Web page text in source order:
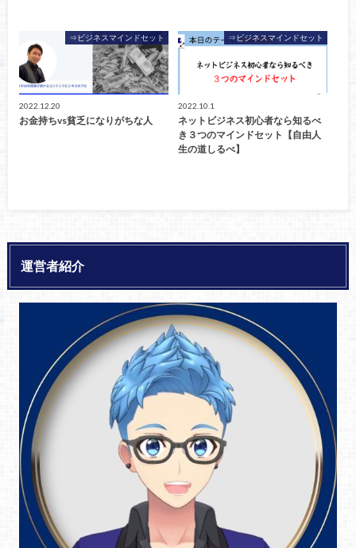
⇒ビジネスマインドセット
2022.12.20
お金持ちvs貧乏になりがちな人
⇒ビジネスマインドセット
2022.10.1
ネットビジネス初心者なら知るべ
き３つのマインドセット【自由人
生の道しるべ】
運営者紹介